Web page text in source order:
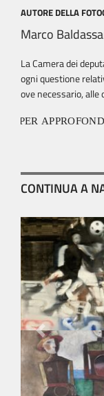
AUTORE DELLA
Marco
La Camera dei
ogni questione
ove necessario,
PER
CONTINUA A
Previous